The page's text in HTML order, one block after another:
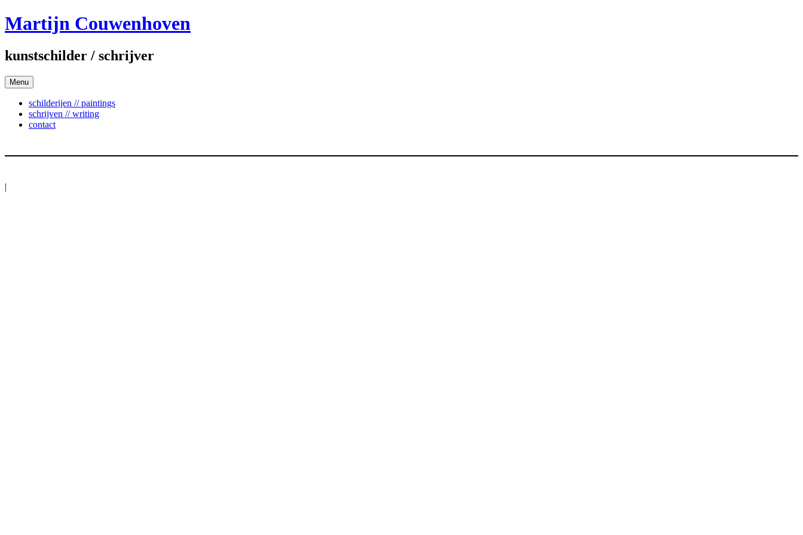
Skip
to
Martijn Couwenhoven
kunstschilder / schrijver
Menu
schilderijen // paintings
schrijven // writing
contact
|